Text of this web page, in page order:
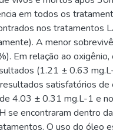
em todos os
nos tratamentos
A menor
Em relação ao
(1.21 ± 0.63
satisfatórios de
4.03 ± 0.31 mg.L-1 e
se encontraram dentro
O uso do óleo